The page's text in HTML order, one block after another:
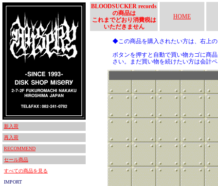
新入荷
再入荷
RECOMMEND
セール商品
すべての商品を見る
IMPORT
BLOODSUCKER records
の商品は
これまでどおり消費税は
いただきません
HOME
◆この商品を購入されたい方は、右上
ボタンを押すと自動で買い物カゴに商
さい。まだ買い物を続けたい方は会計